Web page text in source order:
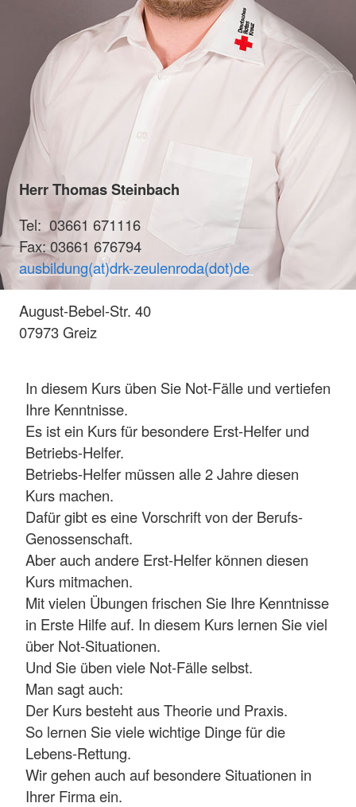
Herr Thomas Steinbach
Tel: 03661 671116
Fax: 03661 676794
ausbildung(at)drk-zeulenroda(dot)de
August-Bebel-Str. 40
07973 Greiz
In diesem Kurs üben Sie Not-Fälle und vertiefen
Ihre Kenntnisse.
Es ist ein Kurs für besondere Erst-Helfer und
Betriebs-Helfer.
Betriebs-Helfer müssen alle 2 Jahre diesen
Kurs machen.
Dafür gibt es eine Vorschrift von der Berufs-
Genossenschaft.
Aber auch andere Erst-Helfer können diesen
Kurs mitmachen.
Mit vielen Übungen frischen Sie Ihre Kenntnisse
in Erste Hilfe auf. In diesem Kurs lernen Sie viel
über Not-Situationen.
Und Sie üben viele Not-Fälle selbst.
Man sagt auch:
Der Kurs besteht aus Theorie und Praxis.
So lernen Sie viele wichtige Dinge für die
Lebens-Rettung.
Wir gehen auch auf besondere Situationen in
Ihrer Firma ein.